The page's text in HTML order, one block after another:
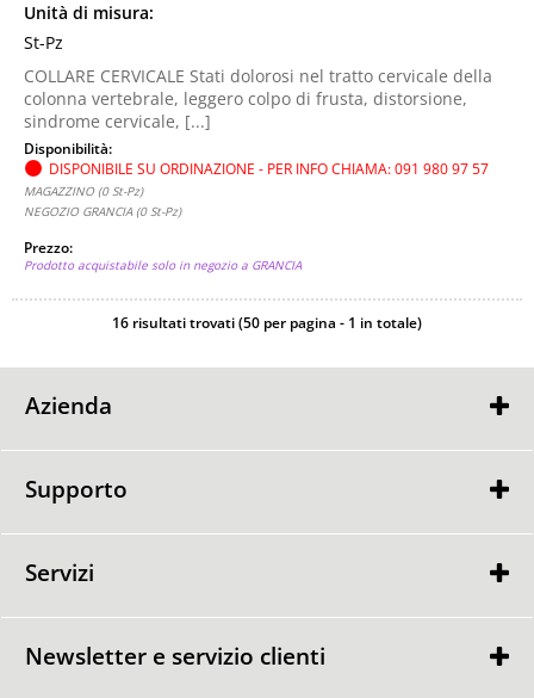
Unità di misura:
St-Pz
COLLARE CERVICALE Stati dolorosi nel tratto cervicale della
colonna vertebrale, leggero colpo di frusta, distorsione,
sindrome cervicale, [...]
Disponibilità:
DISPONIBILE SU ORDINAZIONE - PER INFO CHIAMA: 091 980 97 57
MAGAZZINO (0 St-Pz)
NEGOZIO GRANCIA (0 St-Pz)
Prezzo:
Prodotto acquistabile solo in negozio a GRANCIA
16 risultati trovati (50 per pagina - 1 in totale)
Azienda
GARANZIA
Supporto
Servizi
Newsletter e servizio clienti